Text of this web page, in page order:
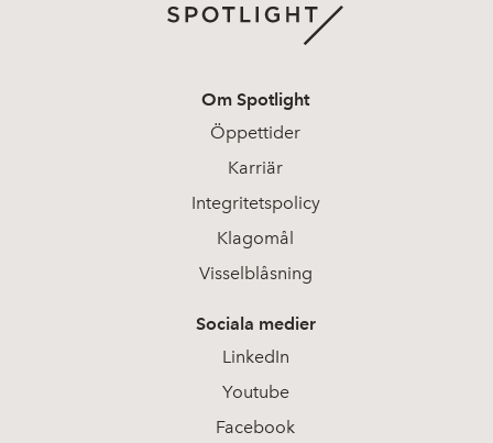
Om Spotlight
Öppettider
Karriär
Integritetspolicy
Klagomål
Visselblåsning
Sociala medier
LinkedIn
Youtube
Facebook